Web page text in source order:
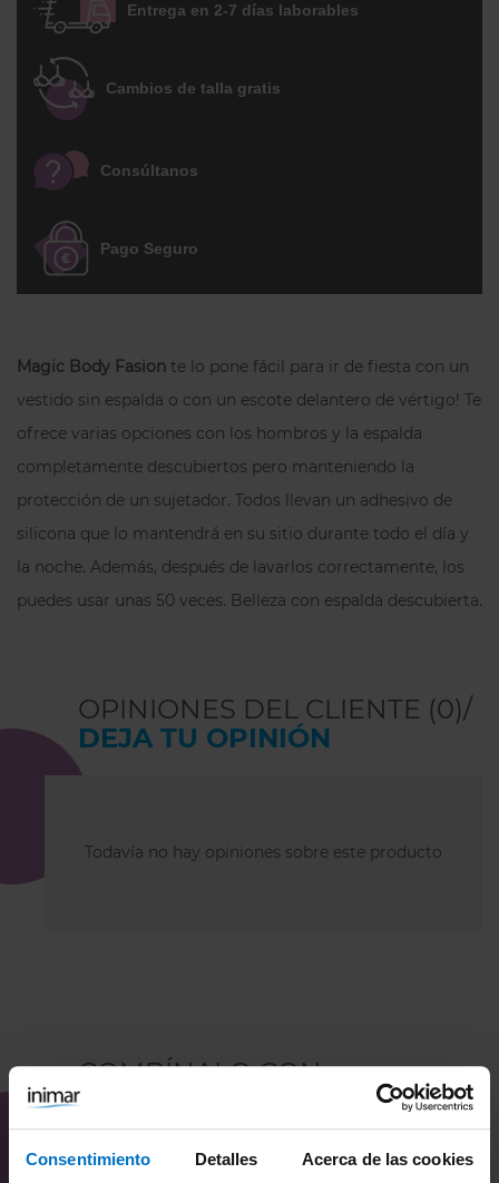
Consentimiento Detalles Acerca de las cookies
bordes, cortados a láser. Al no haber
evita cualquier presión o aplastamiento
del busto. El top tiene tirantes finos,
usar con tu propio sujetador y bajo
cualquier ropa.
Entrega en 2-7 días laborables
Cambios de talla gratis
Consúltanos
Pago Seguro
Magic Body Fasion te lo pone fácil para ir de fiesta con un
vestido sin espalda o con un escote delantero de vértigo! Te
ofrece varias opciones con los hombros y la espalda
completamente descubiertos pero manteniendo la
protección de un sujetador. Todos llevan un adhesivo de
silicona que lo mantendrá en su sitio durante todo el día y
la noche. Además, después de lavarlos correctamente, los
puedes usar unas 50 veces. Belleza con espalda descubierta.
OPINIONES DEL CLIENTE (0)/
DEJA TU OPINIÓN
Todavía no hay opiniones sobre este producto
COMBÍNALO CON